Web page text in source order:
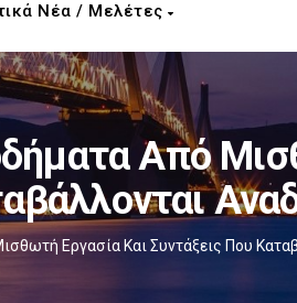
Νέα / Μελέτες
Από
Εργασία Και Συντάξεις Που